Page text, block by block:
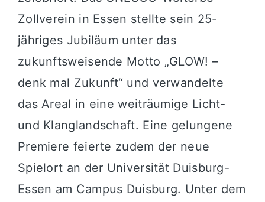
Zollverein in Essen stellte sein 25-
jähriges Jubiläum unter das
zukunftsweisende Motto „GLOW! –
denk mal Zukunft“ und verwandelte
das Areal in eine weiträumige Licht-
und Klanglandschaft. Eine gelungene
Premiere feierte zudem der neue
Spielort an der Universität Duisburg-
Essen am Campus Duisburg. Unter dem